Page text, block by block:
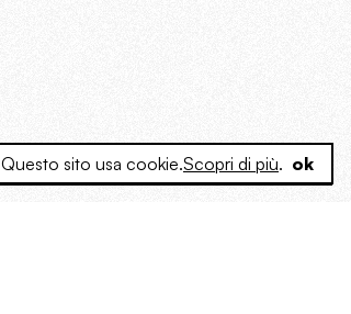
Questo sito usa cookie.Scopri di più. ok